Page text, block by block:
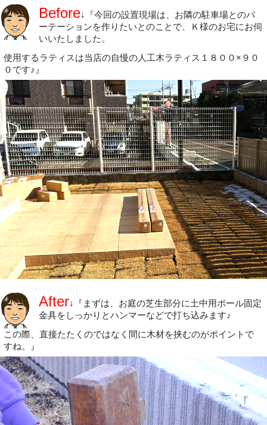
Before↓『今回の設置現場は、お隣の駐車場とのパ
ーテーションを作りたいとのことで、Ｋ様のお宅にお伺
いいたしました。
使用するラティスは当店の自慢の人工木ラティス１８００×９０
０です♪』
After↓『まずは、お庭の芝生部分に土中用ポール固定
金具をしっかりとハンマーなどで打ち込みます♪
この際、直接たたくのではなく間に木材を挟むのがポイントで
すね。』